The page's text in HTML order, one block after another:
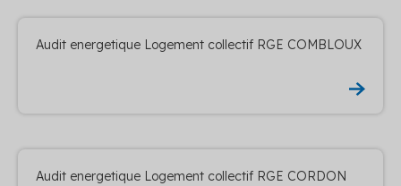
Audit energetique Logement collectif RGE COMBLOUX
Audit energetique Logement collectif RGE CORDON